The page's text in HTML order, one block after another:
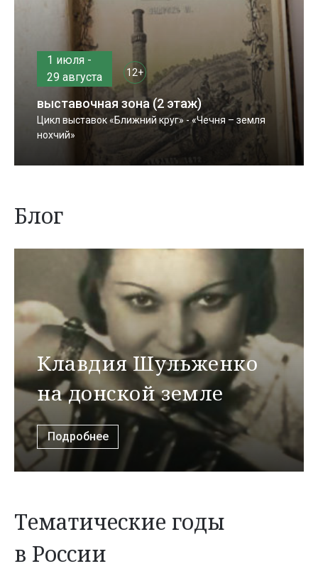
1 июля -
29 августа
12+
выставочная зона (2 этаж)
Цикл выставок «Ближний круг» - «Чечня – земля
нохчий»
Блог
Клавдия Шульженко
на донской земле
Подробнее
Тематические годы
в России